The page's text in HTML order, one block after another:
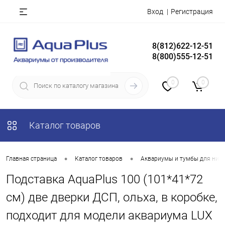
Вход Регистрация
8(812)622-12-51
8(800)555-12-51
0 0
Каталог товаров
Главная страница • Каталог товаров • Аквариумы и тумбы для них
Подставка AquaPlus 100 (101*41*72
см) две дверки ДСП, ольха, в коробке,
подходит для модели аквариума LUX